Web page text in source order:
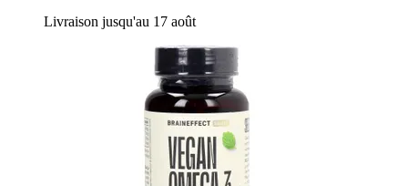
Livraison jusqu'au 17 août